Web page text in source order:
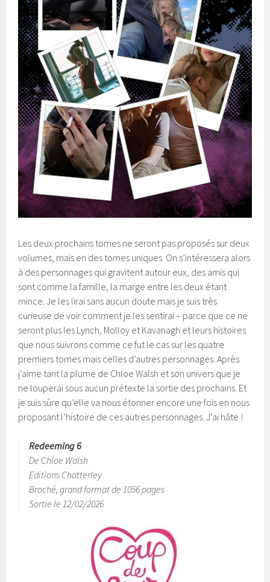
Les deux prochains tomes ne seront pas proposés sur deux
volumes, mais en des tomes uniques. On s’intéressera alors
à des personnages qui gravitent autour eux, des amis qui
sont comme la famille, la marge entre les deux étant
mince. Je les lirai sans aucun doute mais je suis très
curieuse de voir comment je les sentirai – parce que ce ne
seront plus les Lynch, Molloy et Kavanagh et leurs histoires
que nous suivrons comme ce fut le cas sur les quatre
premiers tomes mais celles d’autres personnages. Après
j’aime tant la plume de Chloe Walsh et son univers que je
ne louperai sous aucun prétexte la sortie des prochains. Et
je suis sûre qu’elle va nous étonner encore une fois en nous
proposant l’histoire de ces autres personnages. J’ai hâte !
Redeeming 6
De Chloe Walsh
Editions Chatterley
Broché, grand format de 1056 pages
Sortie le 12/02/2026